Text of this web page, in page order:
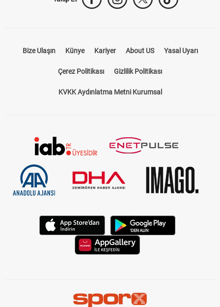
Bize Ulaşın Künye Kariyer About US Yasal Uyarı
Çerez Politikası Gizlilik Politikası
KVKK Aydınlatma Metni Kurumsal